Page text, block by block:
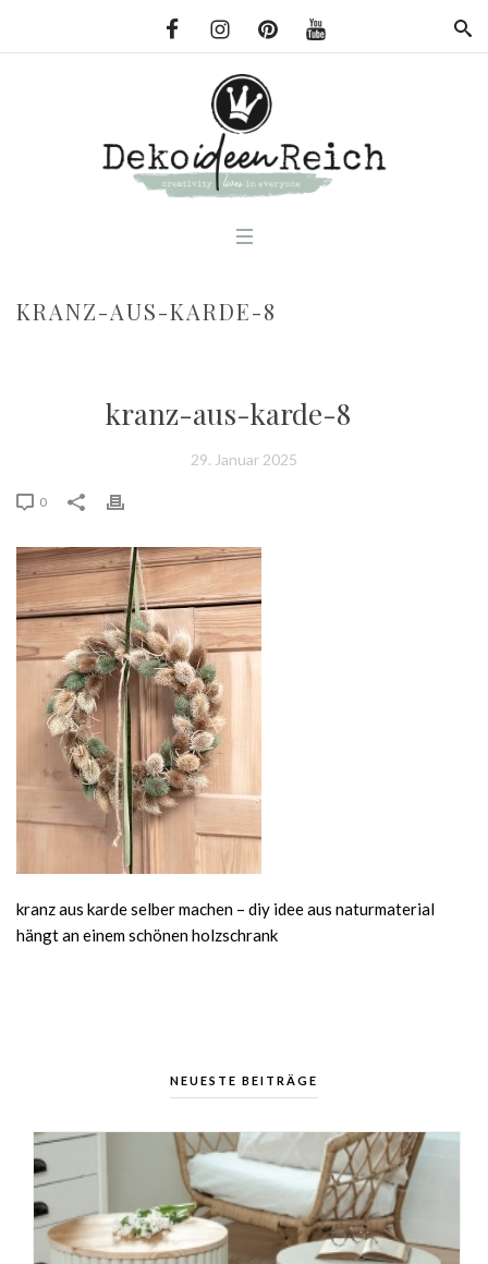
KRANZ-AUS-KARDE-8
kranz-aus-karde-8
29. Januar 2025
0
kranz aus karde selber machen – diy idee aus naturmaterial
hängt an einem schönen holzschrank
NEUESTE BEITRÄGE